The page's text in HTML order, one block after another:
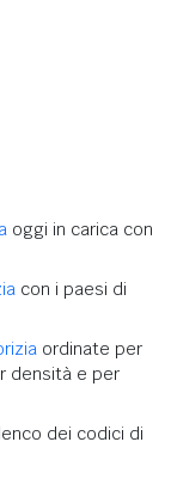
oggi in carica con
con i paesi di
ordinate per
densità e per
dei codici di